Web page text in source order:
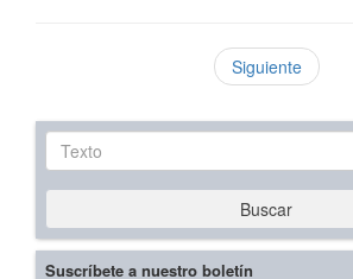
Siguiente
Texto
Buscar
Suscríbete a nuestro boletín